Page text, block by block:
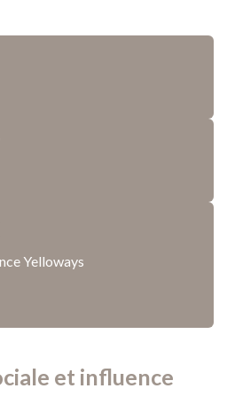
Yelloways
et influence